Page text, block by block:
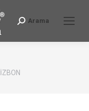
Search:
Arama
LİZBON